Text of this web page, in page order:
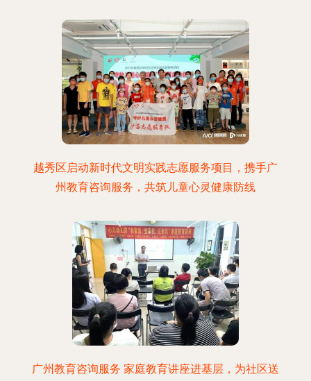
越秀区启动新时代文明实践志愿服务项目，携手广
州教育咨询服务，共筑儿童心灵健康防线
广州教育咨询服务 家庭教育讲座进基层，为社区送